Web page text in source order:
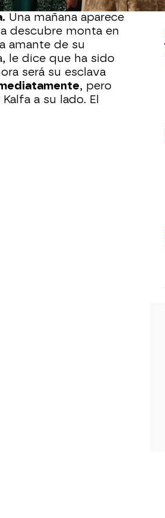
con Hürren
Una mañana aparece
descubre monta en
amante de su
le dice que ha sido
será su esclava
, pero
a su lado. El